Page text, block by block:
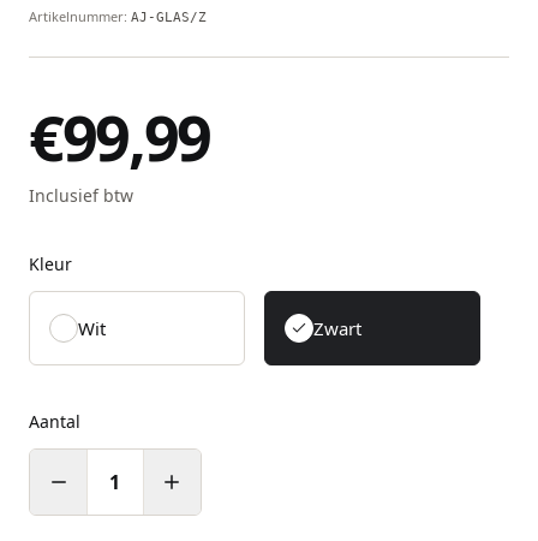
Artikelnummer: AJ-GLAS/Z
€99,99
Inclusief btw
Kleur
Wit Zwart
Aantal
1